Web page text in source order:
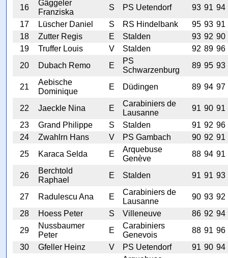
16
Gäggeler
Franziska
S PS Uetendorf 93 91 94
17
Lüscher Daniel S RS Hindelbank 95 93 91
18
Zutter Regis E Stalden 93 92 90
19
Truffer Louis V Stalden 92 89 96
20
Dubach Remo E
PS
Schwarzenburg
89 95 93
21
Aebische
Dominique
E Düdingen 89 94 97
22 Jaeckle Nina E
Carabiniers de
Lausanne
91 90 91
23
Grand Philippe S Stalden 91 92 96
24
Zwahlrn Hans V PS Gambach 90 92 91
25
Karaca Selda E
Arquebuse
Genève
88 94 91
26
Berchtold
Raphael
E Stalden 91 91 93
27 Radulescu Ana E
Carabiniers de
Lausanne
90 93 92
28
Hoess Peter S Villeneuve 86 92 94
29
Nussbaumer
Peter
E
Carabiniers
Genevois
88 91 96
30
Gfeller Heinz V PS Uetendorf 91 90 94